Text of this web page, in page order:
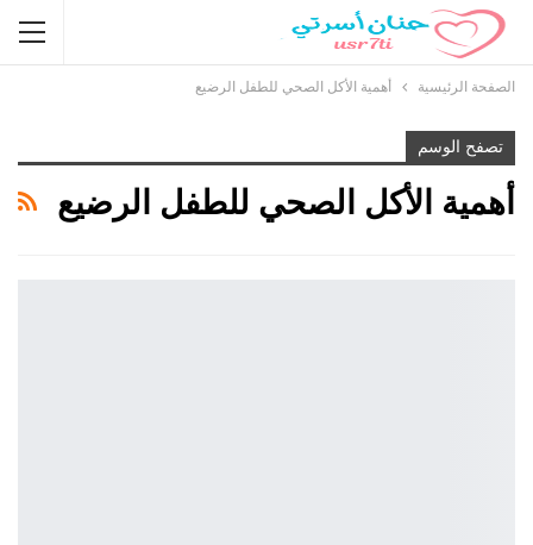
الصفحة الرئيسية أهمية الأكل الصحي للطفل الرضيع
تصفح الوسم
أهمية الأكل الصحي للطفل الرضيع